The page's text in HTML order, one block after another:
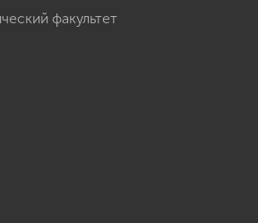
факультет